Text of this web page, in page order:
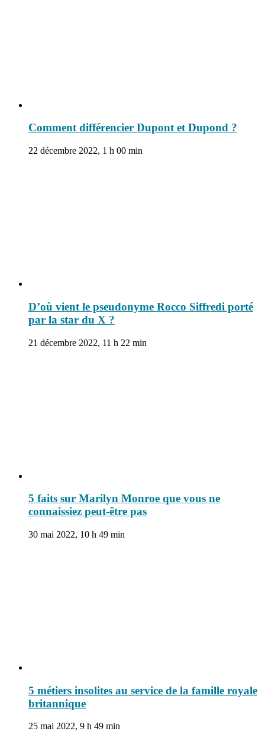
Comment différencier Dupont et Dupond ?
22 décembre 2022, 1 h 00 min
D’où vient le pseudonyme Rocco Siffredi porté
par la star du X ?
21 décembre 2022, 11 h 22 min
5 faits sur Marilyn Monroe que vous ne
connaissiez peut-être pas
30 mai 2022, 10 h 49 min
5 métiers insolites au service de la famille royale
britannique
25 mai 2022, 9 h 49 min